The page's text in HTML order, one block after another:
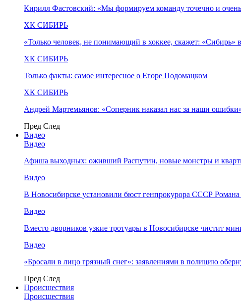
Кирилл Фастовский: «Мы формируем команду точечно и очень
ХК СИБИРЬ
«Только человек, не понимающий в хоккее, скажет: «Сибирь»
ХК СИБИРЬ
Только факты: самое интересное о Егоре Подомацком
ХК СИБИРЬ
Андрей Мартемьянов: «Соперник наказал нас за наши
Пред След
Видео
Видео
Афиша выходных: оживший Распутин, новые монстры и
Видео
В Новосибирске установили бюст генпрокурора СССР Романа
Видео
Вместо дворников узкие тротуары в Новосибирске чистит
Видео
«Бросали в лицо грязный снег»: заявлениями в полицию
Пред След
Происшествия
Происшествия